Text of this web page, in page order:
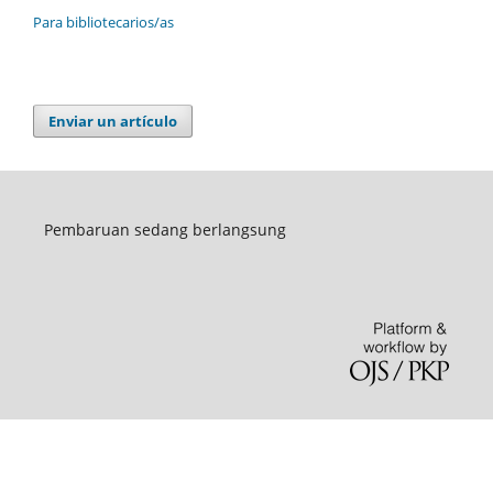
Para bibliotecarios/as
Enviar un artículo
Pembaruan sedang berlangsung